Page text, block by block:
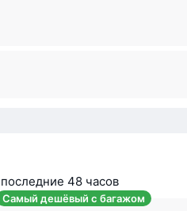
48 часов
Самый дешёвый с багажом